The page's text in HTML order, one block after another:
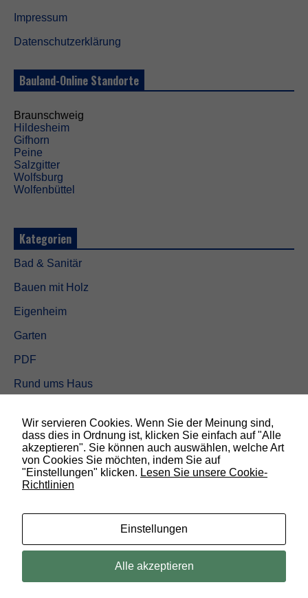
Impressum
Datenschutzerklärung
Bauland-Online Standorte
Braunschweig
Hildesheim
Gifhorn
Peine
Salzgitter
Wolfsburg
Wolfenbüttel
Kategorien
Bad & Sanitär
Bauen mit Holz
Eigenheim
Garten
PDF
Rund ums Haus
Sicherheit
SUCHEN
© 2019 Bauland Magazin Braunschweig, Peine & Wolfsburg. All rights
Wir servieren Cookies. Wenn Sie der Meinung sind,
dass dies in Ordnung ist, klicken Sie einfach auf "Alle
akzeptieren". Sie können auch auswählen, welche Art
von Cookies Sie möchten, indem Sie auf
"Einstellungen" klicken. Lesen Sie unsere Cookie-
Richtlinien
Einstellungen
Alle akzeptieren
e
n
i
g